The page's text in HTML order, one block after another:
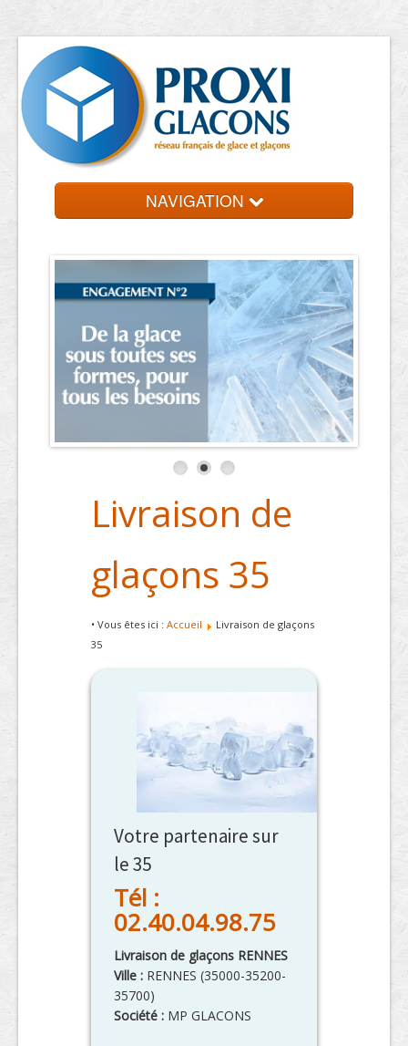
NAVIGATION
Livraison de
glaçons 35
• Vous êtes ici : Accueil
Livraison de glaçons
35
Votre partenaire sur
le 35
Tél :
02.40.04.98.75
Livraison de glaçons RENNES
Ville : RENNES (35000-35200-
35700)
Société : MP GLACONS